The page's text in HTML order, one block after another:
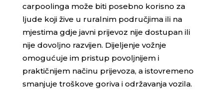
carpoolinga može biti posebno korisno za
ljude koji žive u ruralnim područjima ili na
mjestima gdje javni prijevoz nije dostupan ili
nije dovoljno razvijen. Dijeljenje vožnje
omogućuje im pristup povoljnijem i
praktičnijem načinu prijevoza, a istovremeno
smanjuje troškove goriva i održavanja vozila.